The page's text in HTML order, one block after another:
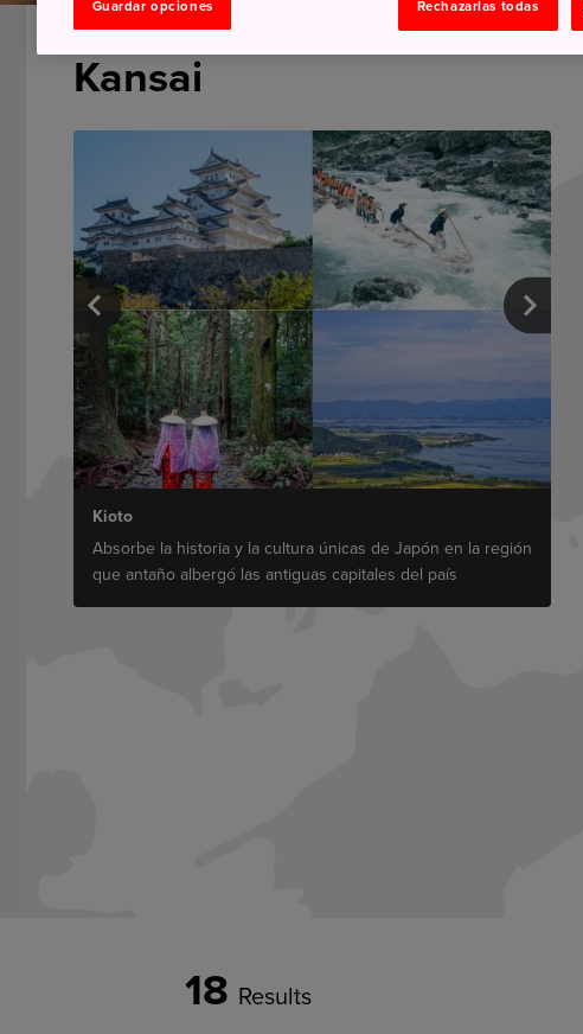
Kioto
Absorbe la historia y la cultura únicas de Japón en la región
que antaño albergó las antiguas capitales del país
Kansai
18 Results
Guardar opciones Rechazarlas todas